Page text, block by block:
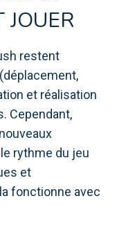
JOUER
restent
et réalisation
Cependant,
rythme du jeu
et
fonctionne avec